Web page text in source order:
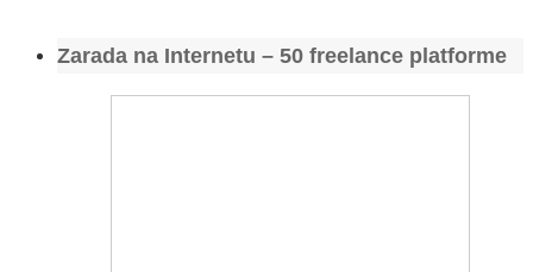
Zarada na Internetu – 50 freelance platforme